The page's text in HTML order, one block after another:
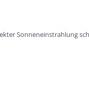
Sonneneinstrahlung